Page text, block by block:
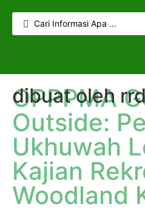
OPPPMA
Outside:
Ukhuwah
Kajian
Woodland
dibuat oleh